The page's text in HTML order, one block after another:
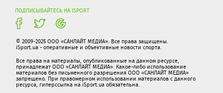
ПОДПИСЫВАЙТЕСЬ НА ISPORT
© 2009-2025 ООО «САНЛАЙТ МЕДИА». Все права защищены.
iSport.ua - оперативные и объективные новости спорта.
Все права на материалы, опубликованные на данном ресурсе,
принадлежат ООО «САНЛАЙТ МЕДИА». Какое-либо использование
материалов без письменного разрешения ООО «САНЛАЙТ МЕДИА»
запрещено. При правомерном использовании материалов с данного
ресурса, гиперссылка на iSport.ua обязательна.